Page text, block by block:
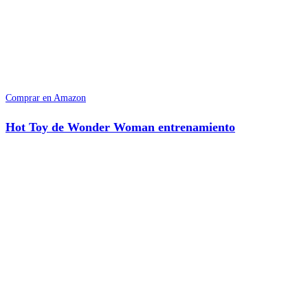
Comprar en Amazon
Hot Toy de Wonder Woman entrenamiento